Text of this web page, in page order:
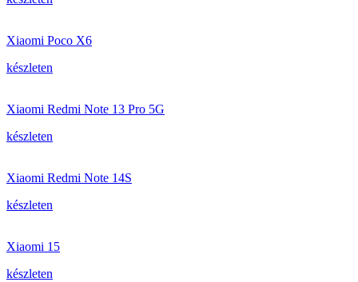
Xiaomi Poco X6
készleten
Xiaomi Redmi Note 13 Pro 5G
készleten
Xiaomi Redmi Note 14S
készleten
Xiaomi 15
készleten